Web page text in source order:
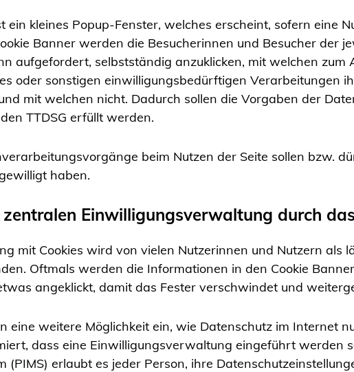
ein kleines Popup-Fenster, welches erscheint, sofern eine
Banner werden die Besucherinnen und Besucher der
aufgefordert, selbstständig anzuklicken, mit welchen
oder sonstigen einwilligungsbedürftigen Verarbeitungen
mit welchen nicht. Dadurch sollen die Vorgaben der
TTDSG erfüllt werden.
beim Nutzen der Seite sollen bzw.
haben.
Einwilligungsverwaltung durch
mit Cookies wird von vielen Nutzerinnen und Nutzern als
Oftmals werden die Informationen in den Cookie
angeklickt, damit das Fester verschwindet und
eine weitere Möglichkeit ein, wie Datenschutz im Internet
dass eine Einwilligungsverwaltung eingeführt werden
(PIMS) erlaubt es jeder Person, ihre